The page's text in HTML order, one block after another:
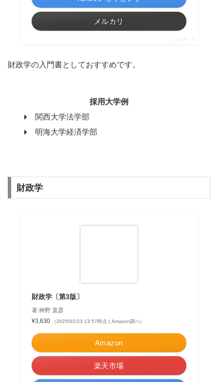
メルカリ
ポチップ
財政学の入門書としておすすめです。
採用大学例
関西大学法学部
明海大学経済学部
財政学
財政学〔第3版〕
著:神野 直彦
¥3,630
（2025/02/23 13:57時点 | Amazon調べ）
Amazon
楽天市場